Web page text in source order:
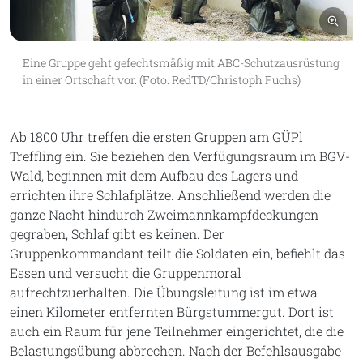
Eine Gruppe geht gefechtsmäßig mit ABC-Schutzausrüstung
in einer Ortschaft vor. (Foto: RedTD/Christoph Fuchs)
Ab 1800 Uhr treffen die ersten Gruppen am GÜPl
Treffling ein. Sie beziehen den Verfügungsraum im BGV-
Wald, beginnen mit dem Aufbau des Lagers und
errichten ihre Schlafplätze. Anschließend werden die
ganze Nacht hindurch Zweimannkampfdeckungen
gegraben, Schlaf gibt es keinen. Der
Gruppenkommandant teilt die Soldaten ein, befiehlt das
Essen und versucht die Gruppenmoral
aufrechtzuerhalten. Die Übungsleitung ist im etwa
einen Kilometer entfernten Bürgstummergut. Dort ist
auch ein Raum für jene Teilnehmer eingerichtet, die die
Belastungsübung abbrechen. Nach der Befehlsausgabe